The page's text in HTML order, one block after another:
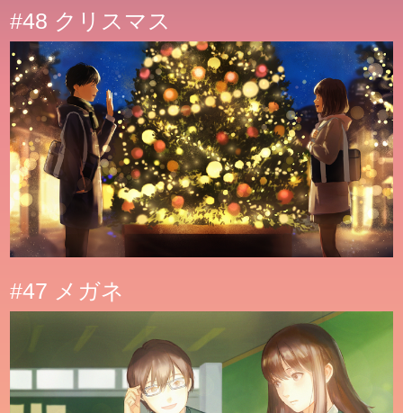
#48 クリスマス
#47 メガネ